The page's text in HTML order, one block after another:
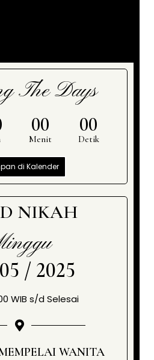
The Days
00
Menit
00
Detik
di Kalender
NIKAH
/ 2025
WIB s/d Selesai
WANITA